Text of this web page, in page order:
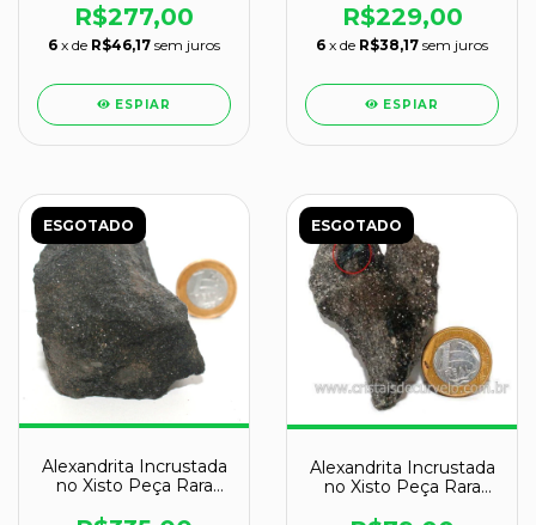
R$277,00
6 x de R$46,17 sem juros
ESPIAR
R$229,00
6 x de R$38,17 sem juros
ESPIAR
ESGOTADO
Alexandrita Incrustada
no Xisto Peça Rara
ESGOTADO
Alexandrita Incrustada
no Xisto Peça Rara